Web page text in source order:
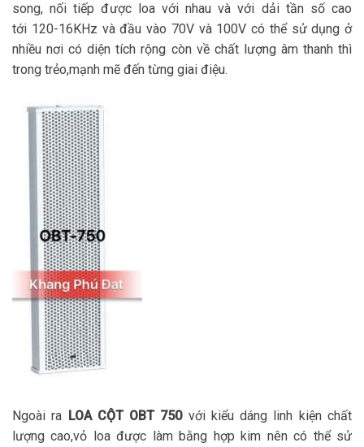
song, nối tiếp được loa với nhau và với dải tần số cao
tới 120-16KHz và đầu vào 70V và 100V có thể sử dụng ở
nhiều nơi có diện tích rộng còn về chất lượng âm thanh thì
trong trẻo,mạnh mẽ đến từng giai điệu.
Ngoài ra LOA CỘT OBT 750với kiểu dáng linh kiện chất
lượng cao,vỏ loa được làm bằng hợp kim nên có thể sử